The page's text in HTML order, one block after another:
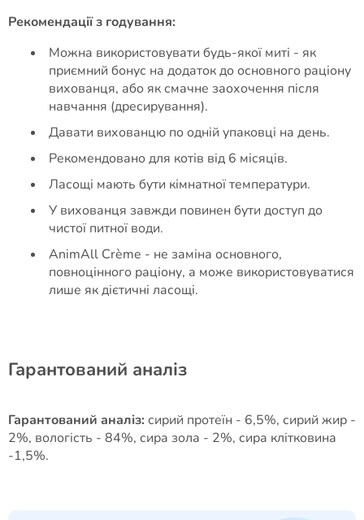
Рекомендації з годування:
Можна використовувати будь-якої миті - як
приємний бонус на додаток до основного раціону
вихованця, або як смачне заохочення після
навчання (дресирування).
Давати вихованцю по одній упаковці на день.
Рекомендовано для котів від 6 місяців.
Ласощі мають бути кімнатної температури.
У вихованця завжди повинен бути доступ до
чистої питної води.
AnimAll Сrème - не заміна основного,
повноцінного раціону, а може використовуватися
лише як дієтичні ласощі.
Гарантований аналіз
Гарантований аналіз: сирий протеїн - 6,5%, сирий жир -
2%, вологість - 84%, сира зола - 2%, сира клітковина
-1,5%.